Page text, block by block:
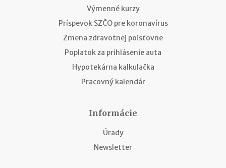
Výmenné kurzy
Príspevok SZČO pre koronavírus
Zmena zdravotnej poisťovne
Poplatok za prihlásenie auta
Hypotekárna kalkulačka
Pracovný kalendár
Informácie
Úrady
Newsletter